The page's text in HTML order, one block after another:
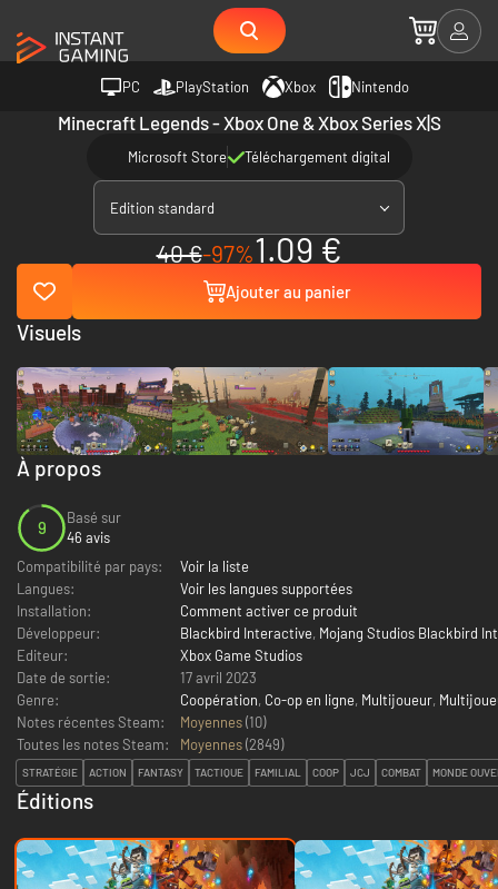
PC PlayStation Xbox Nintendo
Minecraft Legends - Xbox One & Xbox Series X|S
Microsoft Store Téléchargement digital
Edition standard
40 €-97%1.09 €
Ajouter au panier
À propos
9
Basé sur
46 avis
Compatibilité par pays:
Voir la liste
Langues:
Voir les langues supportées
Installation:
Comment activer ce produit
Développeur:
Blackbird Interactive, Mojang Studios Blackbird
Editeur:
Xbox Game Studios
Date de sortie:
17 avril 2023
Genre:
Coopération, Co-op en ligne, Multijoueur,
Notes récentes Steam:
Moyennes(10)
Toutes les notes Steam:
Moyennes(2849)
STRATÉGIE ACTION FANTASY TACTIQUE FAMILIAL COOP JCJ COMBAT MONDE
Éditions
Visuels